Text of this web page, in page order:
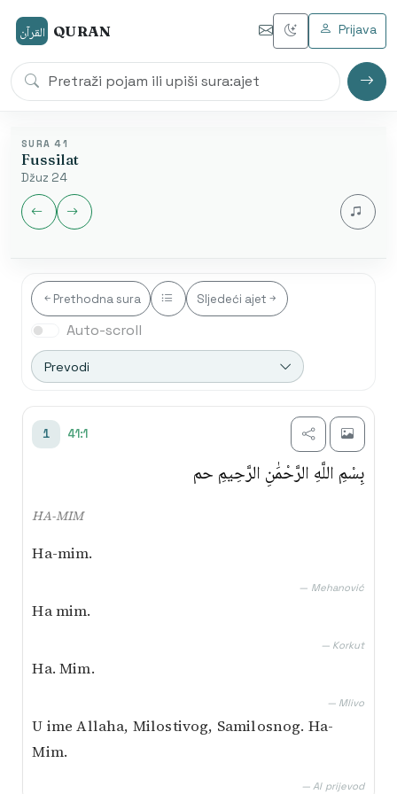
القرآن QURAN Prijava
SURA 41
Fussilat
Džuz 24
Jezik audia
Početak od ajeta je dostupan samo u arapskom
modu.
Prethodna sura Sljedeći ajet
Auto-scroll
Prevodi
Besim Korkut
1 41:1
بِسْمِ اللَّهِ الرَّحْمَٰنِ الرَّحِيمِ حم
HA-MIM
Ha-mim.
— Mehanović
Ha mim.
— Korkut
Ha. Mim.
— Mlivo
U ime Allaha, Milostivog, Samilosnog. Ha-
Mim.
— AI prijevod